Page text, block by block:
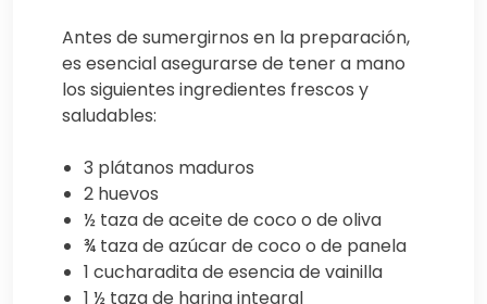
Antes de sumergirnos en la preparación,
es esencial asegurarse de tener a mano
los siguientes ingredientes frescos y
saludables:
3 plátanos maduros
2 huevos
½ taza de aceite de coco o de oliva
¾ taza de azúcar de coco o de panela
1 cucharadita de esencia de vainilla
1 ½ taza de harina integral